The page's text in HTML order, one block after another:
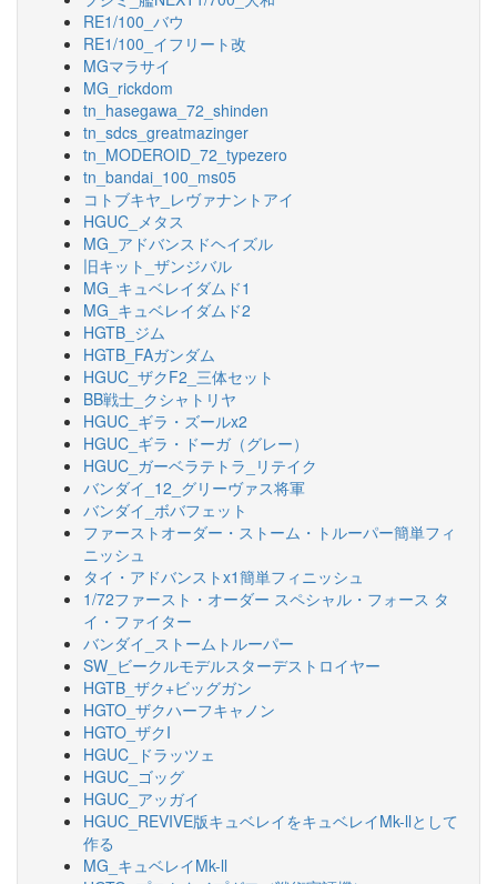
RE1/100_バウ
RE1/100_イフリート改
MGマラサイ
MG_rickdom
tn_hasegawa_72_shinden
tn_sdcs_greatmazinger
tn_MODEROID_72_typezero
tn_bandai_100_ms05
コトブキヤ_レヴァナントアイ
HGUC_メタス
MG_アドバンスドヘイズル
旧キット_ザンジバル
MG_キュベレイダムド1
MG_キュベレイダムド2
HGTB_ジム
HGTB_FAガンダム
HGUC_ザクF2_三体セット
BB戦士_クシャトリヤ
HGUC_ギラ・ズールx2
HGUC_ギラ・ドーガ（グレー）
HGUC_ガーベラテトラ_リテイク
バンダイ_12_グリーヴァス将軍
バンダイ_ボバフェット
ファーストオーダー・ストーム・トルーパー簡単フィ
ニッシュ
タイ・アドバンストx1簡単フィニッシュ
1/72ファースト・オーダー スペシャル・フォース タ
イ・ファイター
バンダイ_ストームトルーパー
SW_ビークルモデルスターデストロイヤー
HGTB_ザク+ビッグガン
HGTO_ザクハーフキャノン
HGTO_ザクI
HGUC_ドラッツェ
HGUC_ゴッグ
HGUC_アッガイ
HGUC_REVIVE版キュベレイをキュベレイMk-llとして
作る
MG_キュベレイMk-ll